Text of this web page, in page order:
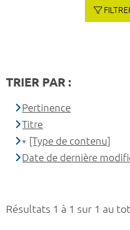
Résultats 1 à 1 sur 1 au
TRIER PAR :
Pertinence
Titre
[Type de contenu]
Date de dernière